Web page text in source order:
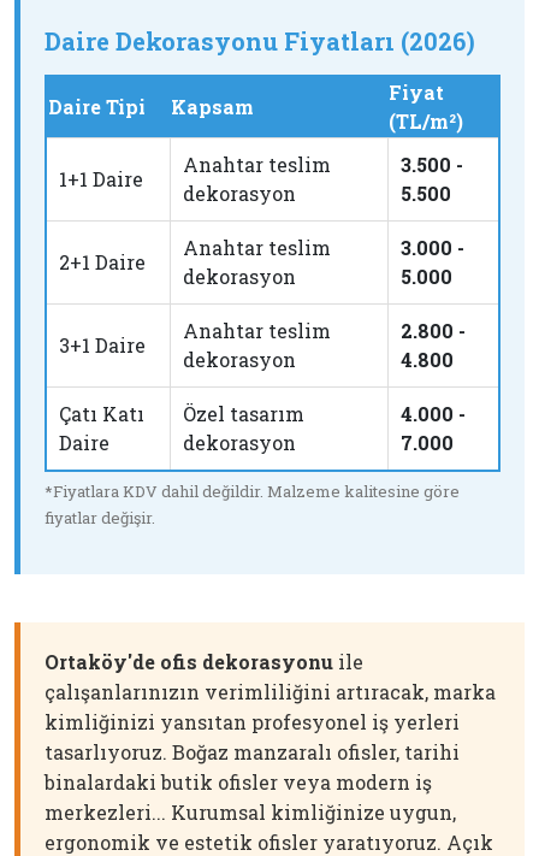
Daire Dekorasyonu Fiyatları (2026)
Daire Tipi Kapsam
Fiyat
(TL/m²)
1+1 Daire
Anahtar teslim
dekorasyon
3.500 -
5.500
2+1 Daire
Anahtar teslim
dekorasyon
3.000 -
5.000
3+1 Daire
Anahtar teslim
dekorasyon
2.800 -
4.800
Çatı Katı
Daire
Özel tasarım
dekorasyon
4.000 -
7.000
*Fiyatlara KDV dahil değildir. Malzeme kalitesine göre
fiyatlar değişir.
Ortaköy'de ofis dekorasyonu ile
çalışanlarınızın verimliliğini artıracak, marka
kimliğinizi yansıtan profesyonel iş yerleri
tasarlıyoruz. Boğaz manzaralı ofisler, tarihi
binalardaki butik ofisler veya modern iş
merkezleri... Kurumsal kimliğinize uygun,
ergonomik ve estetik ofisler yaratıyoruz. Açık